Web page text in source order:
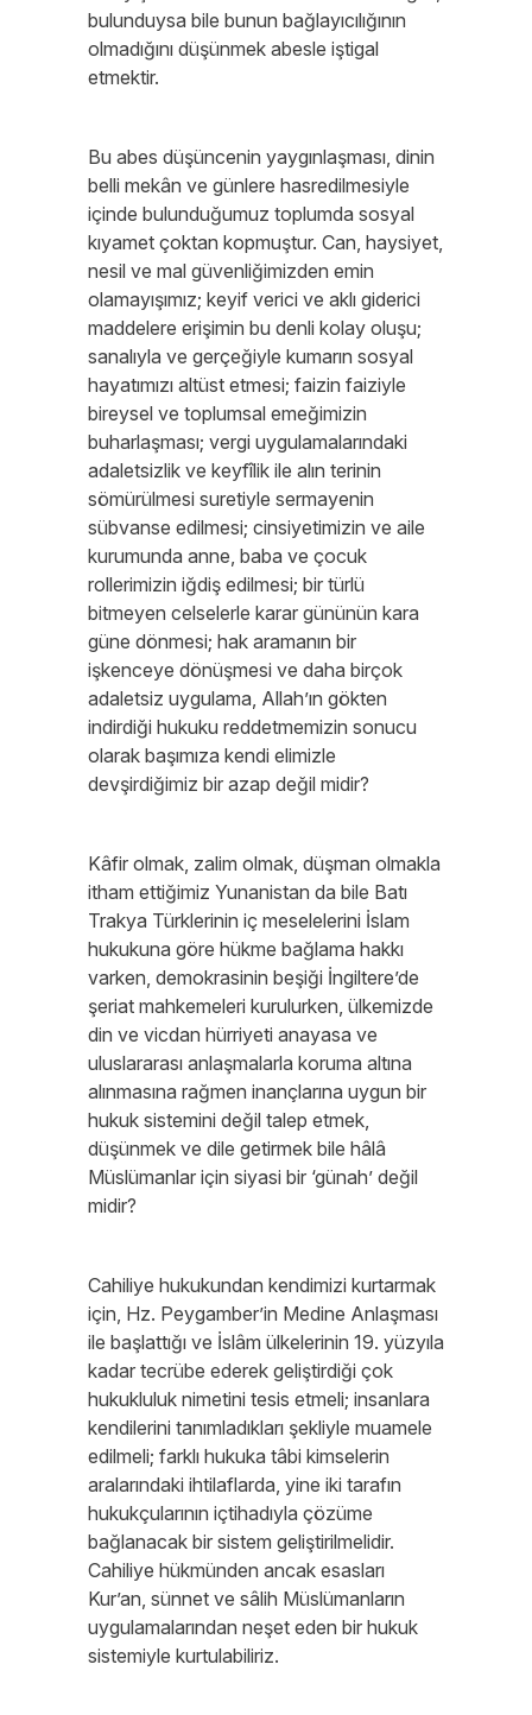
bulunduysa bile bunun bağlayıcılığının
olmadığını düşünmek abesle iştigal
etmektir.
Bu abes düşüncenin yaygınlaşması, dinin
belli mekân ve günlere hasredilmesiyle
içinde bulunduğumuz toplumda sosyal
kıyamet çoktan kopmuştur. Can, haysiyet,
nesil ve mal güvenliğimizden emin
olamayışımız; keyif verici ve aklı giderici
maddelere erişimin bu denli kolay oluşu;
sanalıyla ve gerçeğiyle kumarın sosyal
hayatımızı altüst etmesi; faizin faiziyle
bireysel ve toplumsal emeğimizin
buharlaşması; vergi uygulamalarındaki
adaletsizlik ve keyfîlik ile alın terinin
sömürülmesi suretiyle sermayenin
sübvanse edilmesi; cinsiyetimizin ve aile
kurumunda anne, baba ve çocuk
rollerimizin iğdiş edilmesi; bir türlü
bitmeyen celselerle karar gününün kara
güne dönmesi; hak aramanın bir
işkenceye dönüşmesi ve daha birçok
adaletsiz uygulama, Allah’ın gökten
indirdiği hukuku reddetmemizin sonucu
olarak başımıza kendi elimizle
devşirdiğimiz bir azap değil midir?
Kâfir olmak, zalim olmak, düşman olmakla
itham ettiğimiz Yunanistan da bile Batı
Trakya Türklerinin iç meselelerini İslam
hukukuna göre hükme bağlama hakkı
varken, demokrasinin beşiği İngiltere’de
şeriat mahkemeleri kurulurken, ülkemizde
din ve vicdan hürriyeti anayasa ve
uluslararası anlaşmalarla koruma altına
alınmasına rağmen inançlarına uygun bir
hukuk sistemini değil talep etmek,
düşünmek ve dile getirmek bile hâlâ
Müslümanlar için siyasi bir ‘günah’ değil
midir?
Cahiliye hukukundan kendimizi kurtarmak
için, Hz. Peygamber’in Medine Anlaşması
ile başlattığı ve İslâm ülkelerinin 19. yüzyıla
kadar tecrübe ederek geliştirdiği çok
hukukluluk nimetini tesis etmeli; insanlara
kendilerini tanımladıkları şekliyle muamele
edilmeli; farklı hukuka tâbi kimselerin
aralarındaki ihtilaflarda, yine iki tarafın
hukukçularının içtihadıyla çözüme
bağlanacak bir sistem geliştirilmelidir.
Cahiliye hükmünden ancak esasları
Kur’an, sünnet ve sâlih Müslümanların
uygulamalarından neşet eden bir hukuk
sistemiyle kurtulabiliriz.